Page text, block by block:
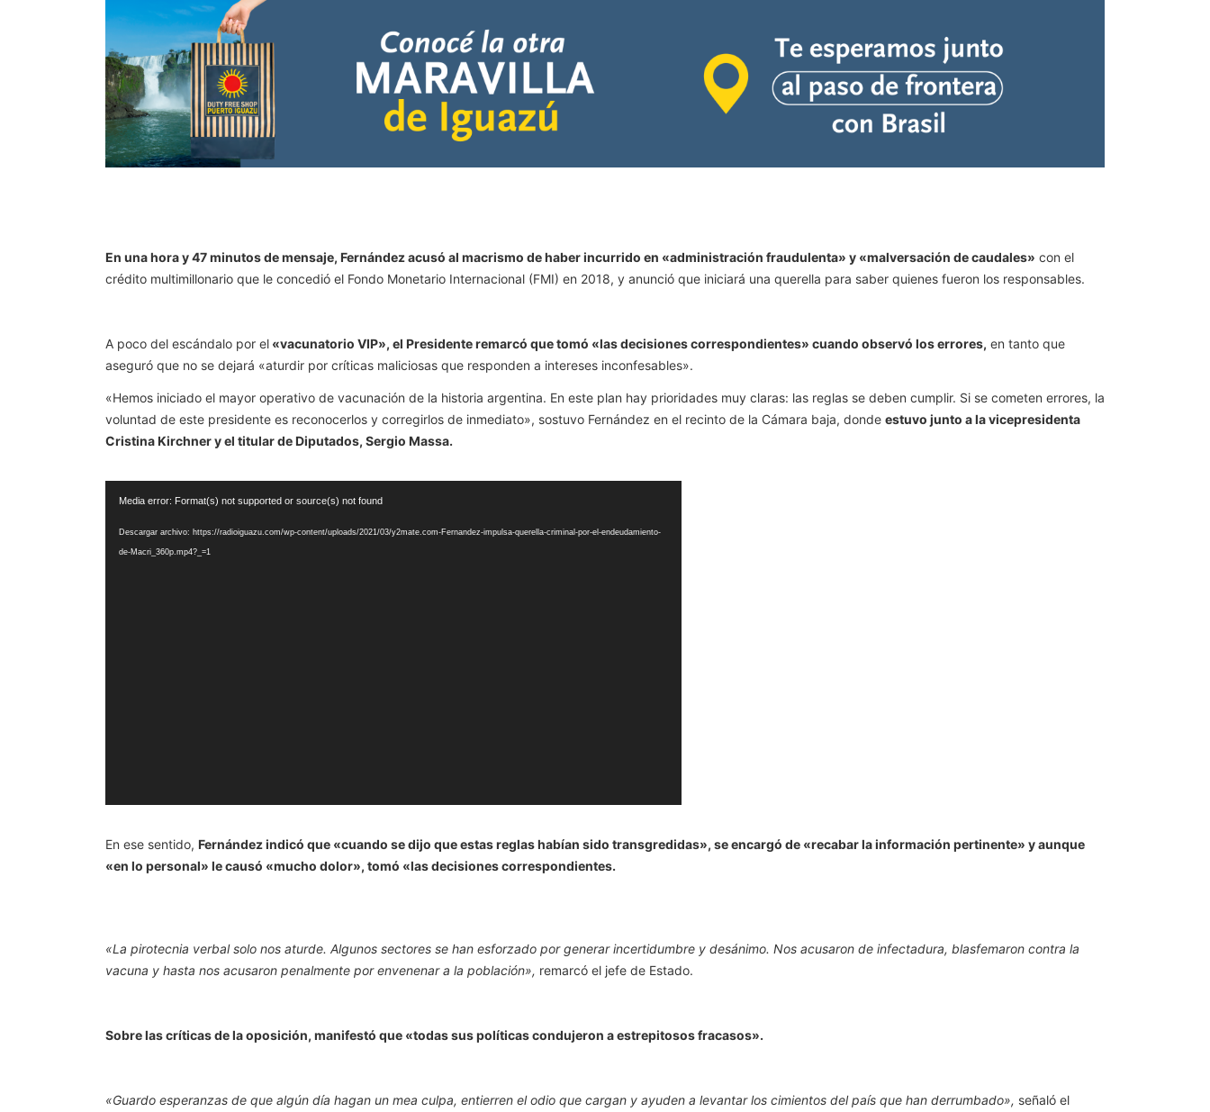
En una hora y 47 minutos de mensaje, Fernández acusó al macrismo de haber incurrido en «administración fraudulenta» y «malversación de caudales» con el
crédito multimillonario que le concedió el Fondo Monetario Internacional (FMI) en 2018, y anunció que iniciará una querella para saber quienes fueron los responsables.
A poco del escándalo por el «vacunatorio VIP», el Presidente remarcó que tomó «las decisiones correspondientes» cuando observó los errores, en tanto que
aseguró que no se dejará «aturdir por críticas maliciosas que responden a intereses inconfesables».
«Hemos iniciado el mayor operativo de vacunación de la historia argentina. En este plan hay prioridades muy claras: las reglas se deben cumplir. Si se cometen errores, la
voluntad de este presidente es reconocerlos y corregirlos de inmediato», sostuvo Fernández en el recinto de la Cámara baja, donde estuvo junto a la vicepresidenta
Cristina Kirchner y el titular de Diputados, Sergio Massa.
vídeo
Media error: Format(s) not supported or source(s) not found
Descargar archivo: https://radioiguazu.com/wp-content/uploads/2021/03/y2mate.com-Fernandez-impulsa-querella-criminal-por-el-endeudamiento-
de-Macri_360p.mp4?_=1
En ese sentido, Fernández indicó que «cuando se dijo que estas reglas habían sido transgredidas», se encargó de «recabar la información pertinente» y aunque
«en lo personal» le causó «mucho dolor», tomó «las decisiones correspondientes.
«La pirotecnia verbal solo nos aturde. Algunos sectores se han esforzado por generar incertidumbre y desánimo. Nos acusaron de infectadura, blasfemaron contra la
vacuna y hasta nos acusaron penalmente por envenenar a la población», remarcó el jefe de Estado.
Sobre las críticas de la oposición, manifestó que «todas sus políticas condujeron a estrepitosos fracasos».
«Guardo esperanzas de que algún día hagan un mea culpa, entierren el odio que cargan y ayuden a levantar los cimientos del país que han derrumbado», señaló el